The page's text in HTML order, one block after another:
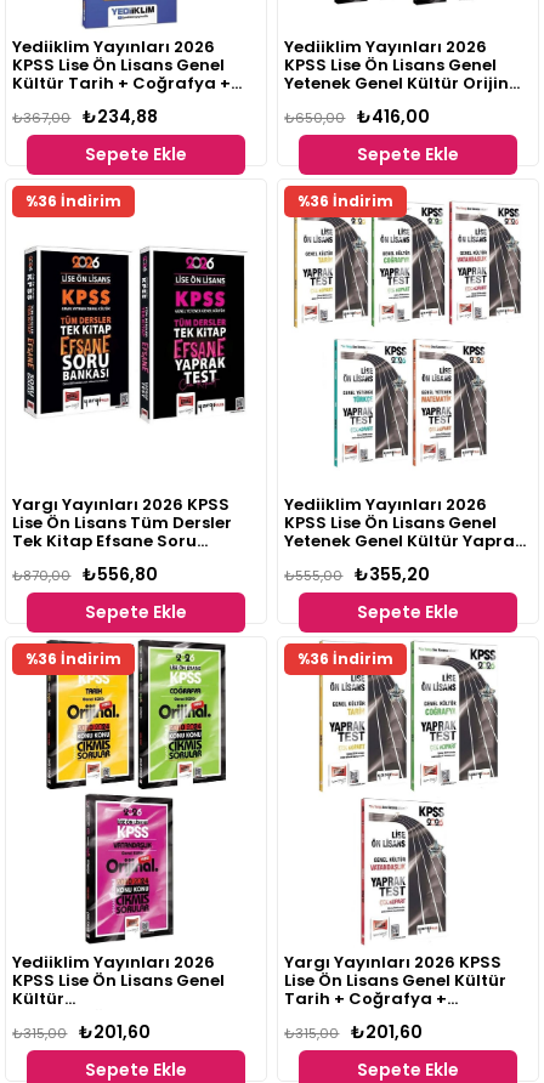
Yediiklim Yayınları 2026
KPSS Lise Ön Lisans Genel
Kültür Tarih + Coğrafya +
Set ₺234,88
₺367,00
Sepete Ekle
Yediiklim Yayınları 2026
KPSS Lise Ön Lisans Genel
Yetenek Genel Kültür Orijinal
5'li Set ₺416,00
₺650,00
Sepete Ekle
Yargı Yayınları 2026 KPSS
Lise Ön Lisans Tüm Dersler
Tek Kitap Efsane Soru
₺556,80
₺870,00
Sepete Ekle
%36 İndirim
Yediiklim Yayınları 2026
KPSS Lise Ön Lisans Genel
Yetenek Genel Kültür Yaprak
₺355,20
₺555,00
Sepete Ekle
%36 İndirim
Yediiklim Yayınları 2026
KPSS Lise Ön Lisans Genel
Kültür
Orijinal Çıkmış Sorular 2010-
2024 3 lü Set
₺201,60
₺315,00
Sepete Ekle
%36 İndirim
Yargı Yayınları 2026 KPSS
Lise Ön Lisans Genel Kültür
Tarih + Coğrafya +
Vatandaşlık Yaprak Test 3'lü
Set ₺201,60
₺315,00
Sepete Ekle
%36 İndirim